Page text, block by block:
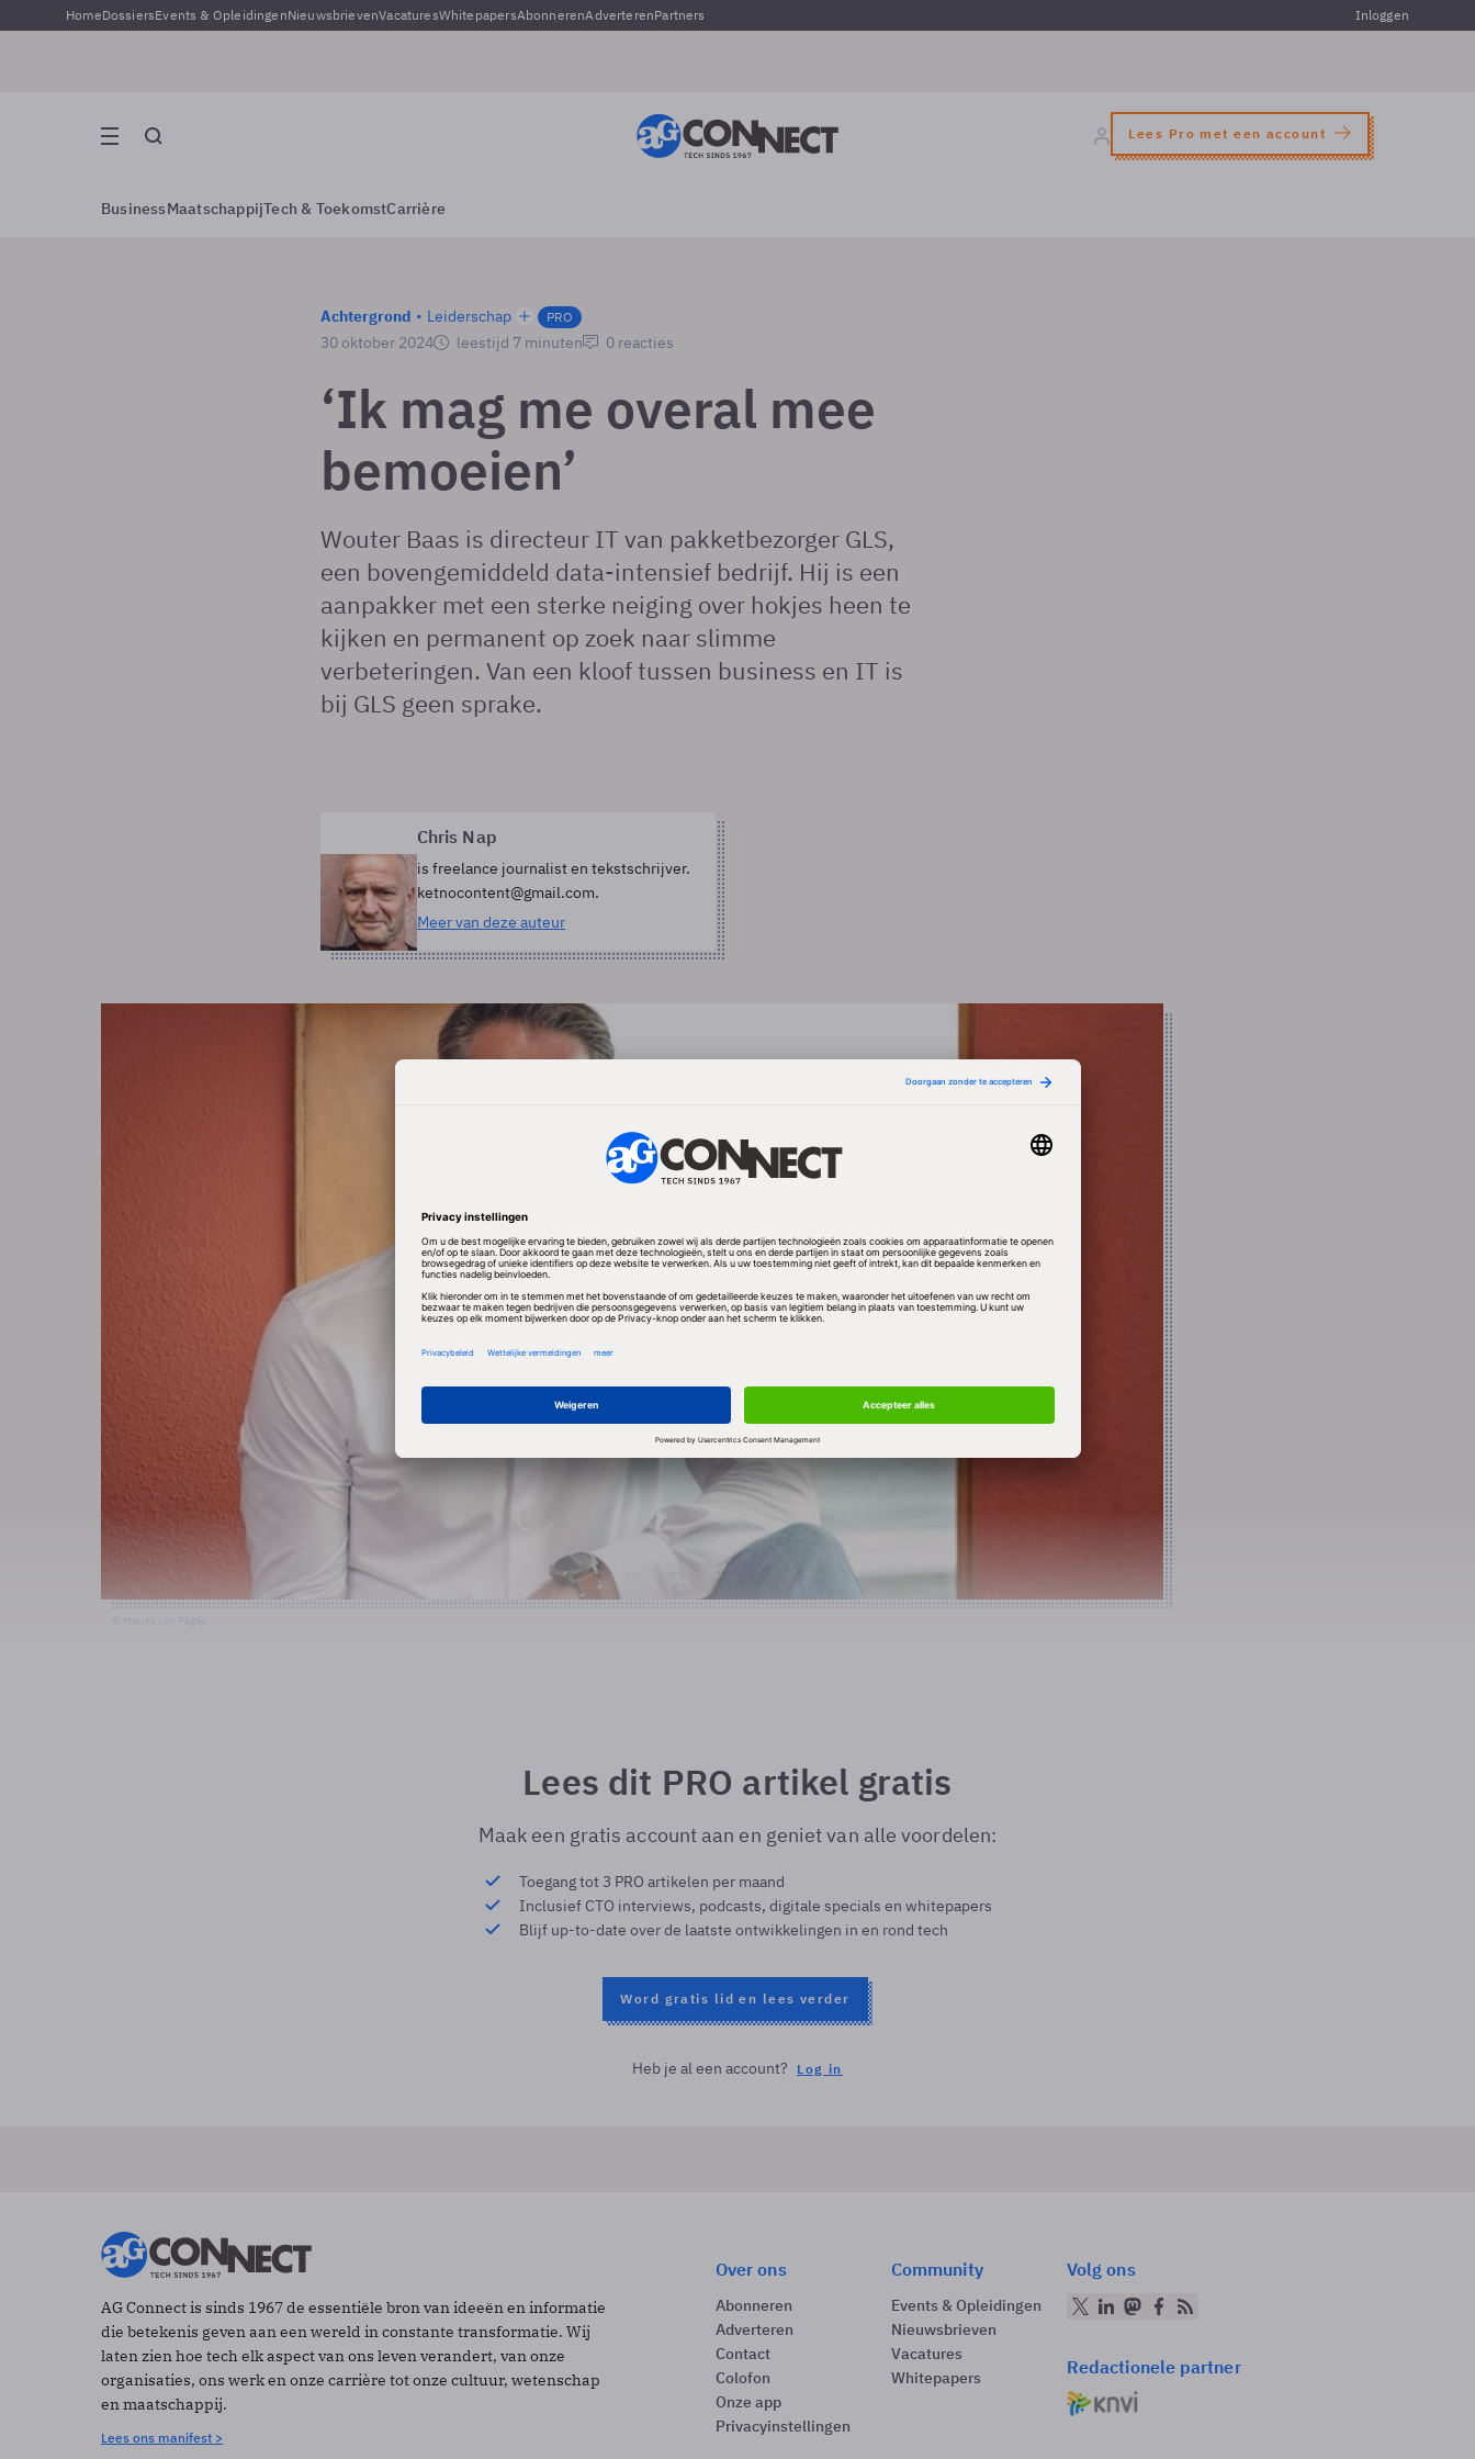
HomeDossiersEvents & OpleidingenNieuwsbrievenVacaturesWhitepapersAbonnerenAdverterenPartners Inloggen
Lees Pro met een account
BusinessMaatschappijTech & ToekomstCarrière
Achtergrond Leiderschap PRO
30 oktober 2024 leestijd 7 minuten 0 reacties
‘Ik mag me overal mee
bemoeien’
Wouter Baas is directeur IT van pakketbezorger GLS,
een bovengemiddeld data-intensief bedrijf. Hij is een
aanpakker met een sterke neiging over hokjes heen te
kijken en permanent op zoek naar slimme
verbeteringen. Van een kloof tussen business en IT is
bij GLS geen sprake.
Chris Nap
is freelance journalist en tekstschrijver.
ketnocontent@gmail.com.
Meer van deze auteur
Lees dit PRO artikel gratis
Maak een gratis account aan en geniet van alle voordelen:
Toegang tot 3 PRO artikelen per maand
Inclusief CTO interviews, podcasts, digitale specials en whitepapers
Blijf up-to-date over de laatste ontwikkelingen in en rond tech
Word gratis lid en lees verder
Heb je al een account? Log in
AG Connect is sinds 1967 de essentiële bron van ideeën en informatie
die betekenis geven aan een wereld in constante transformatie. Wij
laten zien hoe tech elk aspect van ons leven verandert, van onze
organisaties, ons werk en onze carrière tot onze cultuur, wetenschap
en maatschappij.
Lees ons manifest >
Over ons
Abonneren
Adverteren
Contact
Colofon
Onze app
Privacyinstellingen
Community
Events & Opleidingen
Nieuwsbrieven
Vacatures
Whitepapers
Volg ons
Redactionele partner